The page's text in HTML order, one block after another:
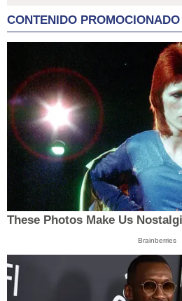
CONTENIDO PROMOCIONADO
These Photos Make Us
Brainberries